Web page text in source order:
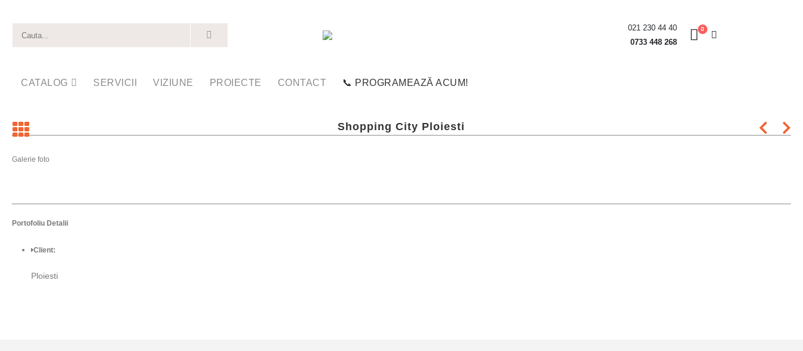
021 230 44 40
0733 448 268
0
CATALOG SERVICII VIZIUNE PROIECTE CONTACT 📞 PROGRAMEAZĂ ACUM!
Shopping City Ploiesti
Galerie foto
Portofoliu Detalii
Client:
Ploiesti